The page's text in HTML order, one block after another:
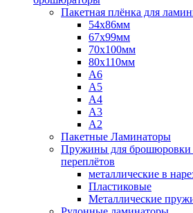
Пакетная плёнка для
54x86мм
67x99мм
70х100мм
80x110мм
A6
A5
A4
A3
A2
Пакетные Ламинаторы
Пружины для брошюровки
переплётов
металлические в
Пластиковые
Металлические